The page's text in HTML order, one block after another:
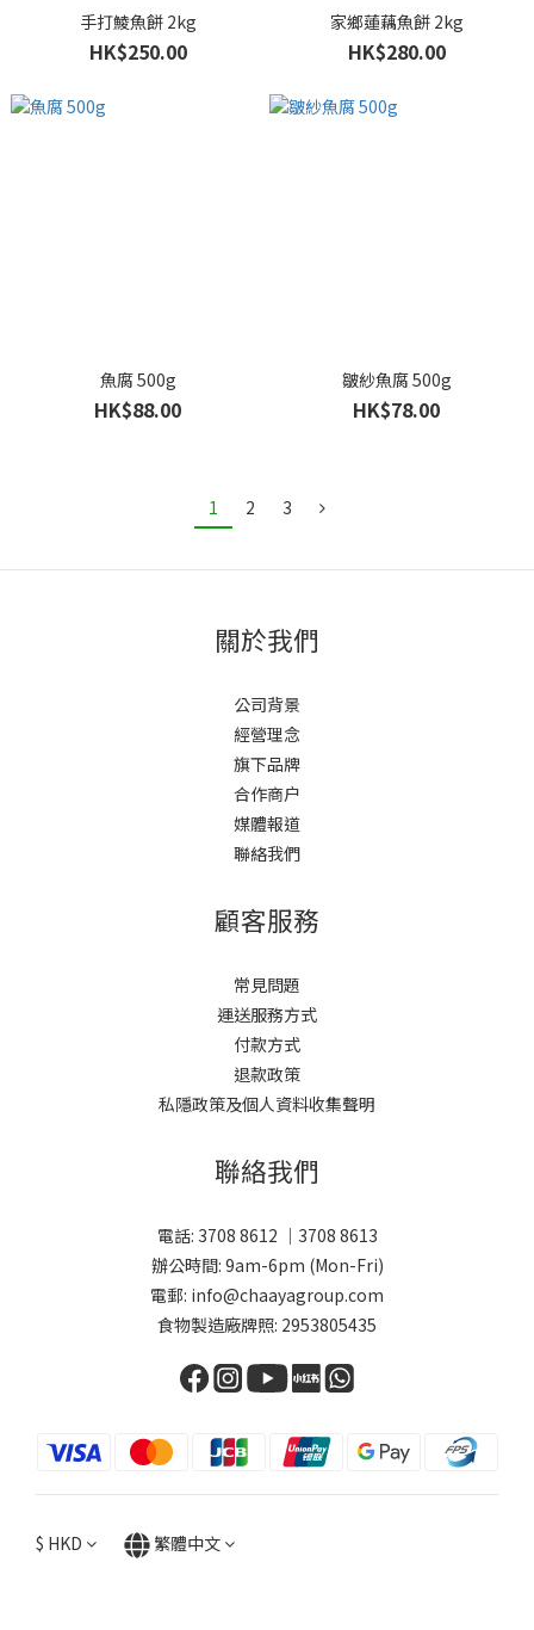
手打鯪魚餅 2kg
HK$250.00
家鄉蓮藕魚餅 2kg
HK$280.00
魚腐 500g
HK$88.00
皺紗魚腐 500g
HK$78.00
1 2 3
關於我們
公司背景
經營理念
旗下品牌
合作商户
媒體報道
聯絡我們
顧客服務
常見問題
運送服務方式
付款方式
退款政策
私隱政策及個人資料收集聲明
聯絡我們
電話: 3708 8612 ｜3708 8613
辦公時間: 9am-6pm (Mon-Fri)
電郵: info@chaayagroup.com
食物製造廠牌照: 2953805435
$ HKD 繁體中文